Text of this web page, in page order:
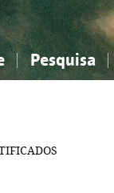
Pesquisa
sociais...
sociais...